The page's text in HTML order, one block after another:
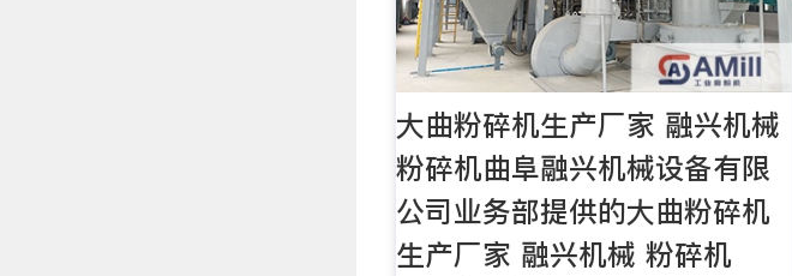
大曲粉碎机生产厂家 融兴机械
粉碎机曲阜融兴机械设备有限
公司业务部提供的大曲粉碎机
生产厂家 融兴机械 粉碎机